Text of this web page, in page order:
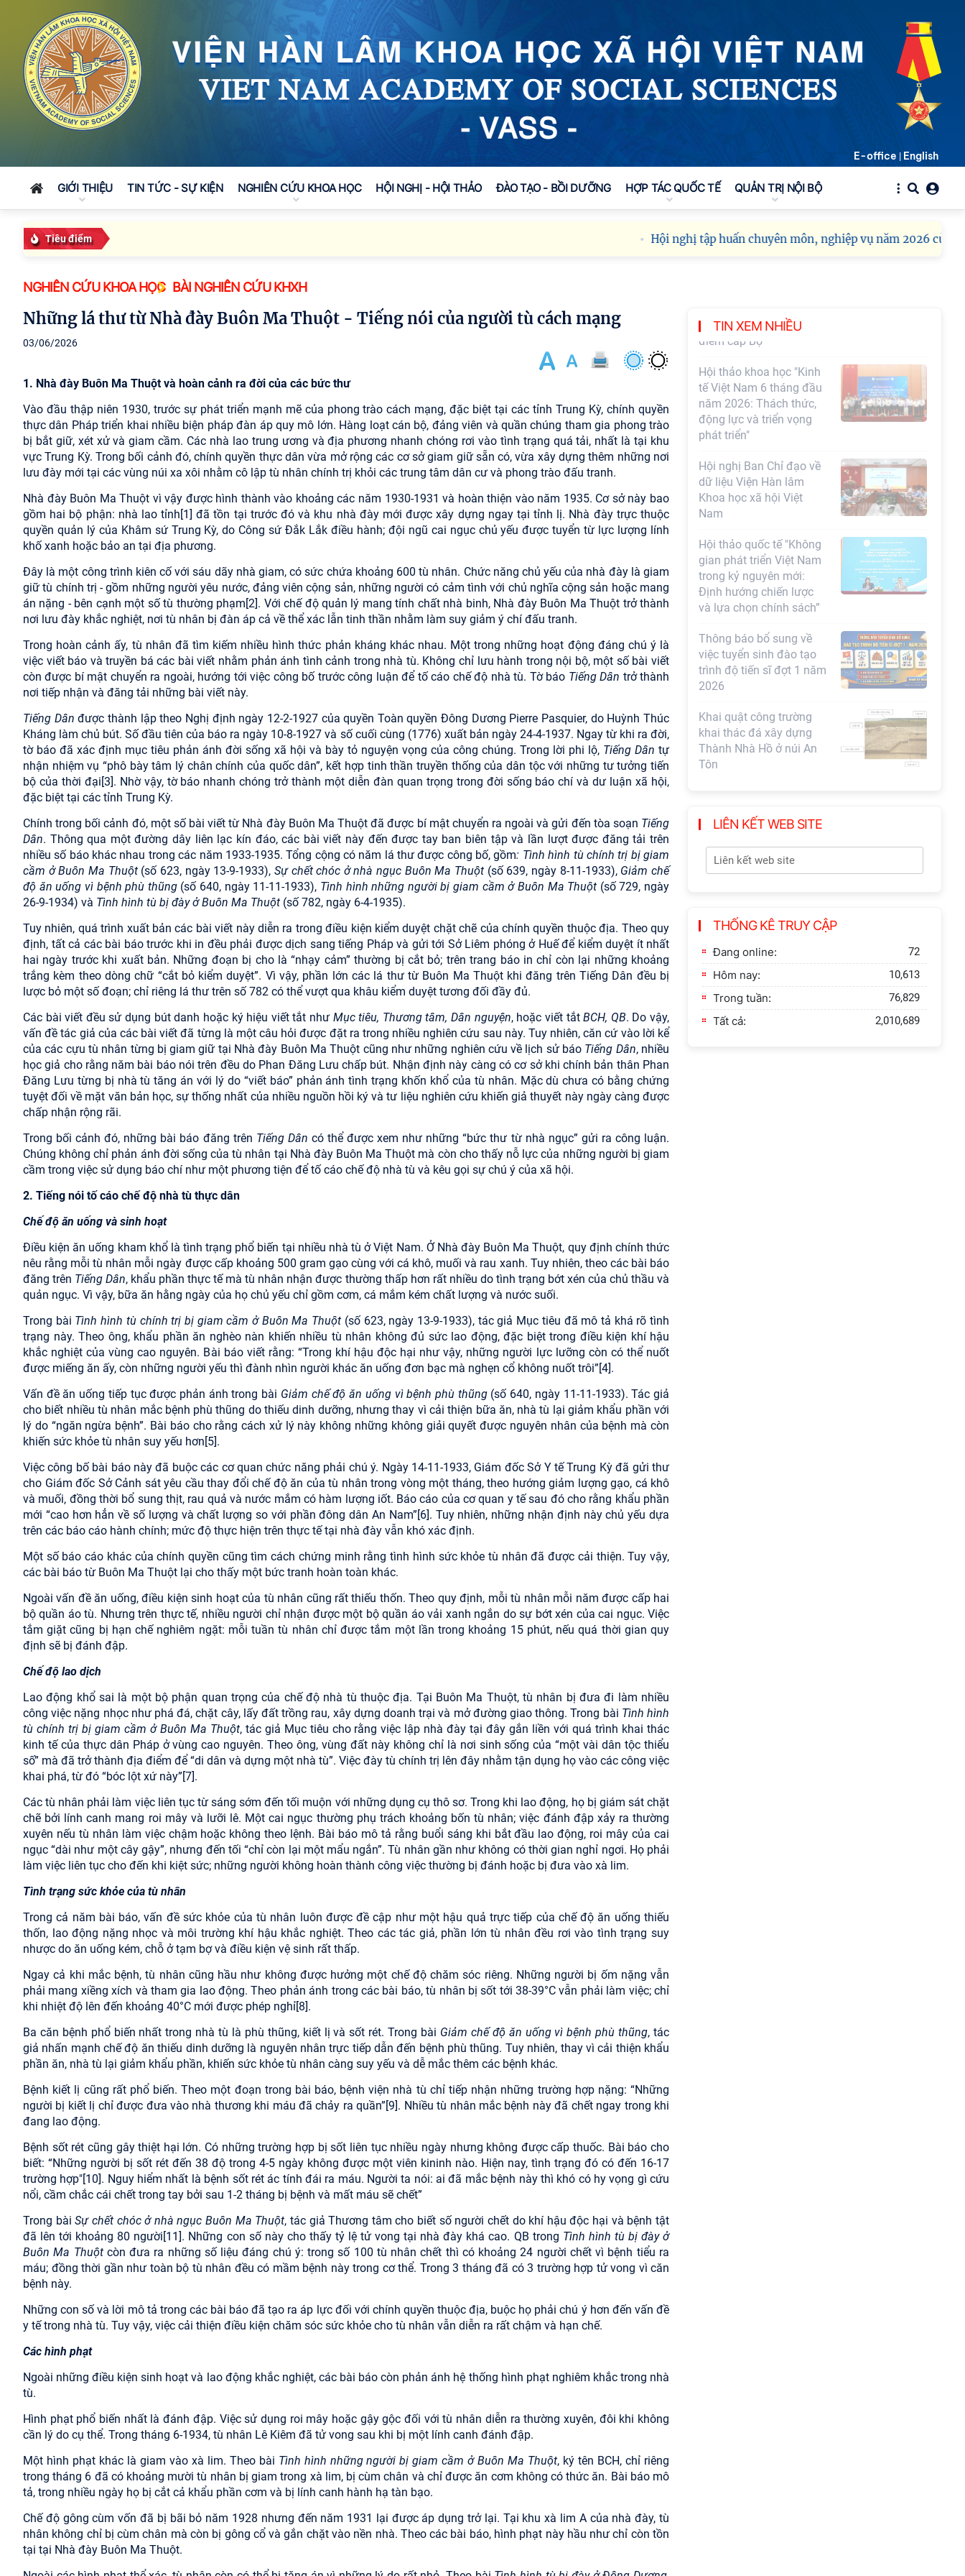
E-office | English
GIỚI THIỆU TIN TỨC - SỰ KIỆN NGHIÊN CỨU KHOA HỌC HỘI NGHỊ - HỘI THẢO ĐÀO TẠO - BỒI DƯỠNG HỢP TÁC QUỐC TẾ QUẢN TRỊ NỘI BỘ
Tiêu điểm Hội nghị tập huấn chuyên môn, nghiệp vụ năm 2026 của Viện
NGHIÊN CỨU KHOA HỌC BÀI NGHIÊN CỨU KHXH
Những lá thư từ Nhà đày Buôn Ma Thuột - Tiếng nói của người tù cách mạng
03/06/2026
1. Nhà đày Buôn Ma Thuột và hoàn cảnh ra đời của các bức thư
Vào đầu thập niên 1930, trước sự phát triển mạnh mẽ của phong trào cách mạng, đặc biệt tại các tỉnh Trung Kỳ, chính quyền
thực dân Pháp triển khai nhiều biện pháp đàn áp quy mô lớn. Hàng loạt cán bộ, đảng viên và quần chúng tham gia phong trào
bị bắt giữ, xét xử và giam cầm. Các nhà lao trung ương và địa phương nhanh chóng rơi vào tình trạng quá tải, nhất là tại khu
vực Trung Kỳ. Trong bối cảnh đó, chính quyền thực dân vừa mở rộng các cơ sở giam giữ sẵn có, vừa xây dựng thêm những nơi
lưu đày mới tại các vùng núi xa xôi nhằm cô lập tù nhân chính trị khỏi các trung tâm dân cư và phong trào đấu tranh.
Nhà đày Buôn Ma Thuột vì vậy được hình thành vào khoảng các năm 1930-1931 và hoàn thiện vào năm 1935. Cơ sở này bao
gồm hai bộ phận: nhà lao tỉnh[1] đã tồn tại trước đó và khu nhà đày mới được xây dựng ngay tại tỉnh lị. Nhà đày trực thuộc
quyền quản lý của Khâm sứ Trung Kỳ, do Công sứ Đắk Lắk điều hành; đội ngũ cai ngục chủ yếu được tuyển từ lực lượng lính
khố xanh hoặc bảo an tại địa phương.
Đây là một công trình kiên cố với sáu dãy nhà giam, có sức chứa khoảng 600 tù nhân. Chức năng chủ yếu của nhà đày là giam
giữ tù chính trị - gồm những người yêu nước, đảng viên cộng sản, những người có cảm tình với chủ nghĩa cộng sản hoặc mang
án nặng - bên cạnh một số tù thường phạm[2]. Với chế độ quản lý mang tính chất nhà binh, Nhà đày Buôn Ma Thuột trở thành
nơi lưu đày khắc nghiệt, nơi tù nhân bị đàn áp cả về thể xác lẫn tinh thần nhằm làm suy giảm ý chí đấu tranh.
Trong hoàn cảnh ấy, tù nhân đã tìm kiếm nhiều hình thức phản kháng khác nhau. Một trong những hoạt động đáng chú ý là
việc viết báo và truyền bá các bài viết nhằm phản ánh tình cảnh trong nhà tù. Không chỉ lưu hành trong nội bộ, một số bài viết
còn được bí mật chuyển ra ngoài, hướng tới việc công bố trước công luận để tố cáo chế độ nhà tù. Tờ báo Tiếng Dân trở thành
nơi tiếp nhận và đăng tải những bài viết này.
Tiếng Dân được thành lập theo Nghị định ngày 12-2-1927 của quyền Toàn quyền Đông Dương Pierre Pasquier, do Huỳnh Thúc
Kháng làm chủ bút. Số đầu tiên của báo ra ngày 10-8-1927 và số cuối cùng (1776) xuất bản ngày 24-4-1937. Ngay từ khi ra đời,
tờ báo đã xác định mục tiêu phản ánh đời sống xã hội và bày tỏ nguyện vọng của công chúng. Trong lời phi lộ, Tiếng Dân tự
nhận nhiệm vụ “phô bày tâm lý chân chính của quốc dân”, kết hợp tinh thần truyền thống của dân tộc với những tư tưởng tiến
bộ của thời đại[3]. Nhờ vậy, tờ báo nhanh chóng trở thành một diễn đàn quan trọng trong đời sống báo chí và dư luận xã hội,
đặc biệt tại các tỉnh Trung Kỳ.
Chính trong bối cảnh đó, một số bài viết từ Nhà đày Buôn Ma Thuột đã được bí mật chuyển ra ngoài và gửi đến tòa soạn Tiếng
Dân. Thông qua một đường dây liên lạc kín đáo, các bài viết này đến được tay ban biên tập và lần lượt được đăng tải trên
nhiều số báo khác nhau trong các năm 1933-1935. Tổng cộng có năm lá thư được công bố, gồm: Tình hình tù chính trị bị giam
cầm ở Buôn Ma Thuột(số 623, ngày 13-9-1933), Sự chết chóc ở nhà ngục Buôn Ma Thuột (số 639, ngày 8-11-1933), Giảm chế
độ ăn uống vì bệnh phù thũng(số 640, ngày 11-11-1933), Tình hình những người bị giam cầm ở Buôn Ma Thuột (số 729, ngày
26-9-1934) và Tình hình tù bị đày ở Buôn Ma Thuột (số 782, ngày 6-4-1935).
Tuy nhiên, quá trình xuất bản các bài viết này diễn ra trong điều kiện kiểm duyệt chặt chẽ của chính quyền thuộc địa. Theo quy
định, tất cả các bài báo trước khi in đều phải được dịch sang tiếng Pháp và gửi tới Sở Liêm phóng ở Huế để kiểm duyệt ít nhất
hai ngày trước khi xuất bản. Những đoạn bị cho là “nhạy cảm” thường bị cắt bỏ; trên trang báo in chỉ còn lại những khoảng
trắng kèm theo dòng chữ “cắt bỏ kiểm duyệt”. Vì vậy, phần lớn các lá thư từ Buôn Ma Thuột khi đăng trên Tiếng Dân đều bị
lược bỏ một số đoạn; chỉ riêng lá thư trên số 782 có thể vượt qua khâu kiểm duyệt tương đối đầy đủ.
Các bài viết đều sử dụng bút danh hoặc ký hiệu viết tắt như Mục tiêu, Thương tâm, Dân nguyện, hoặc viết tắtBCH, QB. Do vậy,
vấn đề tác giả của các bài viết đã từng là một câu hỏi được đặt ra trong nhiều nghiên cứu sau này. Tuy nhiên, căn cứ vào lời kể
của các cựu tù nhân từng bị giam giữ tại Nhà đày Buôn Ma Thuột cũng như những nghiên cứu về lịch sử báo Tiếng Dân, nhiều
học giả cho rằng năm bài báo nói trên đều do Phan Đăng Lưu chấp bút. Nhận định này càng có cơ sở khi chính bản thân Phan
Đăng Lưu từng bị nhà tù tăng án với lý do “viết báo” phản ánh tình trạng khốn khổ của tù nhân. Mặc dù chưa có bằng chứng
tuyệt đối về mặt văn bản học, sự thống nhất của nhiều nguồn hồi ký và tư liệu nghiên cứu khiến giả thuyết này ngày càng được
chấp nhận rộng rãi.
Trong bối cảnh đó, những bài báo đăng trên Tiếng Dân có thể được xem như những “bức thư từ nhà ngục” gửi ra công luận.
Chúng không chỉ phản ánh đời sống của tù nhân tại Nhà đày Buôn Ma Thuột mà còn cho thấy nỗ lực của những người bị giam
cầm trong việc sử dụng báo chí như một phương tiện để tố cáo chế độ nhà tù và kêu gọi sự chú ý của xã hội.
2. Tiếng nói tố cáo chế độ nhà tù thực dân
Chế độ ăn uống và sinh hoạt
Điều kiện ăn uống kham khổ là tình trạng phổ biến tại nhiều nhà tù ở Việt Nam. Ở Nhà đày Buôn Ma Thuột, quy định chính thức
nêu rằng mỗi tù nhân mỗi ngày được cấp khoảng 500 gram gạo cùng với cá khô, muối và rau xanh. Tuy nhiên, theo các bài báo
đăng trên Tiếng Dân, khẩu phần thực tế mà tù nhân nhận được thường thấp hơn rất nhiều do tình trạng bớt xén của chủ thầu và
quản ngục. Vì vậy, bữa ăn hằng ngày của họ chủ yếu chỉ gồm cơm, cá mắm kém chất lượng và nước suối.
Trong bài Tình hình tù chính trị bị giam cầm ở Buôn Ma Thuột (số 623, ngày 13-9-1933), tác giả Mục tiêu đã mô tả khá rõ tình
trạng này. Theo ông, khẩu phần ăn nghèo nàn khiến nhiều tù nhân không đủ sức lao động, đặc biệt trong điều kiện khí hậu
khắc nghiệt của vùng cao nguyên. Bài báo viết rằng: “Trong khí hậu độc hại như vậy, những người lực lưỡng còn có thể nuốt
được miếng ăn ấy, còn những người yếu thì đành nhìn người khác ăn uống đơn bạc mà nghẹn cổ không nuốt trôi”[4].
Vấn đề ăn uống tiếp tục được phản ánh trong bài Giảm chế độ ăn uống vì bệnh phù thũng(số 640, ngày 11-11-1933). Tác giả
cho biết nhiều tù nhân mắc bệnh phù thũng do thiếu dinh dưỡng, nhưng thay vì cải thiện bữa ăn, nhà tù lại giảm khẩu phần với
lý do “ngăn ngừa bệnh”. Bài báo cho rằng cách xử lý này không những không giải quyết được nguyên nhân của bệnh mà còn
khiến sức khỏe tù nhân suy yếu hơn[5].
Việc công bố bài báo này đã buộc các cơ quan chức năng phải chú ý. Ngày 14-11-1933, Giám đốc Sở Y tế Trung Kỳ đã gửi thư
cho Giám đốc Sở Cảnh sát yêu cầu thay đổi chế độ ăn của tù nhân trong vòng một tháng, theo hướng giảm lượng gạo, cá khô
và muối, đồng thời bổ sung thịt, rau quả và nước mắm có hàm lượng iốt. Báo cáo của cơ quan y tế sau đó cho rằng khẩu phần
mới “cao hơn hẳn về số lượng và chất lượng so với phần đông dân An Nam”[6]. Tuy nhiên, những nhận định này chủ yếu dựa
trên các báo cáo hành chính; mức độ thực hiện trên thực tế tại nhà đày vẫn khó xác định.
Một số báo cáo khác của chính quyền cũng tìm cách chứng minh rằng tình hình sức khỏe tù nhân đã được cải thiện. Tuy vậy,
các bài báo từ Buôn Ma Thuột lại cho thấy một bức tranh hoàn toàn khác.
Ngoài vấn đề ăn uống, điều kiện sinh hoạt của tù nhân cũng rất thiếu thốn. Theo quy định, mỗi tù nhân mỗi năm được cấp hai
bộ quần áo tù. Nhưng trên thực tế, nhiều người chỉ nhận được một bộ quần áo vải xanh ngắn do sự bớt xén của cai ngục. Việc
tắm giặt cũng bị hạn chế nghiêm ngặt: mỗi tuần tù nhân chỉ được tắm một lần trong khoảng 15 phút, nếu quá thời gian quy
định sẽ bị đánh đập.
Chế độ lao dịch
Lao động khổ sai là một bộ phận quan trọng của chế độ nhà tù thuộc địa. Tại Buôn Ma Thuột, tù nhân bị đưa đi làm nhiều
công việc nặng nhọc như phá đá, chặt cây, lấy đất trồng rau, xây dựng doanh trại và mở đường giao thông. Trong bài Tình hình
tù chính trị bị giam cầm ở Buôn Ma Thuột, tác giả Mục tiêu cho rằng việc lập nhà đày tại đây gắn liền với quá trình khai thác
kinh tế của thực dân Pháp ở vùng cao nguyên. Theo ông, vùng đất này không chỉ là nơi sinh sống của “một vài dân tộc thiểu
số” mà đã trở thành địa điểm để “di dân và dựng một nhà tù”. Việc đày tù chính trị lên đây nhằm tận dụng họ vào các công việc
khai phá, từ đó “bóc lột xứ này”[7].
Các tù nhân phải làm việc liên tục từ sáng sớm đến tối muộn với những dụng cụ thô sơ. Trong khi lao động, họ bị giám sát chặt
chẽ bởi lính canh mang roi mây và lưỡi lê. Một cai ngục thường phụ trách khoảng bốn tù nhân; việc đánh đập xảy ra thường
xuyên nếu tù nhân làm việc chậm hoặc không theo lệnh. Bài báo mô tả rằng buổi sáng khi bắt đầu lao động, roi mây của cai
ngục “dài như một cây gậy”, nhưng đến tối “chỉ còn lại một mẩu ngắn”. Tù nhân gần như không có thời gian nghỉ ngơi. Họ phải
làm việc liên tục cho đến khi kiệt sức; những người không hoàn thành công việc thường bị đánh hoặc bị đưa vào xà lim.
Tình trạng sức khỏe của tù nhân
Trong cả năm bài báo, vấn đề sức khỏe của tù nhân luôn được đề cập như một hậu quả trực tiếp của chế độ ăn uống thiếu
thốn, lao động nặng nhọc và môi trường khí hậu khắc nghiệt. Theo các tác giả, phần lớn tù nhân đều rơi vào tình trạng suy
nhược do ăn uống kém, chỗ ở tạm bợ và điều kiện vệ sinh rất thấp.
Ngay cả khi mắc bệnh, tù nhân cũng hầu như không được hưởng một chế độ chăm sóc riêng. Những người bị ốm nặng vẫn
phải mang xiềng xích và tham gia lao động. Theo phản ánh trong các bài báo, tù nhân bị sốt tới 38-39°C vẫn phải làm việc; chỉ
khi nhiệt độ lên đến khoảng 40°C mới được phép nghỉ[8].
Ba căn bệnh phổ biến nhất trong nhà tù là phù thũng, kiết lị và sốt rét. Trong bài Giảm chế độ ăn uống vì bệnh phù thũng, tác
giả nhấn mạnh chế độ ăn thiếu dinh dưỡng là nguyên nhân trực tiếp dẫn đến bệnh phù thũng. Tuy nhiên, thay vì cải thiện khẩu
phần ăn, nhà tù lại giảm khẩu phần, khiến sức khỏe tù nhân càng suy yếu và dễ mắc thêm các bệnh khác.
Bệnh kiết lị cũng rất phổ biến. Theo một đoạn trong bài báo, bệnh viện nhà tù chỉ tiếp nhận những trường hợp nặng: “Những
người bị kiết lị chỉ được đưa vào nhà thương khi máu đã chảy ra quần”[9]. Nhiều tù nhân mắc bệnh này đã chết ngay trong khi
đang lao động.
Bệnh sốt rét cũng gây thiệt hại lớn. Có những trường hợp bị sốt liên tục nhiều ngày nhưng không được cấp thuốc. Bài báo cho
biết: “Những người bị sốt rét đến 38 độ trong 4-5 ngày không được một viên kininh nào. Hiện nay, tình trạng đó có đến 16-17
trường hợp"[10]. Nguy hiểm nhất là bệnh sốt rét ác tính đái ra máu. Người ta nói: ai đã mắc bệnh này thì khó có hy vọng gì cứu
nổi, cầm chắc cái chết trong tay bởi sau 1-2 tháng bị bệnh và mất máu sẽ chết”
Trong bàiSự chết chóc ở nhà ngục Buôn Ma Thuột, tác giả Thương tâm cho biết số người chết do khí hậu độc hại và bệnh tật
đã lên tới khoảng 80 người[11]. Những con số này cho thấy tỷ lệ tử vong tại nhà đày khá cao. QB trong Tình hình tù bị đày ở
Buôn Ma Thuộtcòn đưa ra những số liệu đáng chú ý: trong số 100 tù nhân chết thì có khoảng 24 người chết vì bệnh tiểu ra
máu; đồng thời gần như toàn bộ tù nhân đều có mầm bệnh này trong cơ thể. Trong 3 tháng đã có 3 trường hợp tử vong vì căn
bệnh này.
Những con số và lời mô tả trong các bài báo đã tạo ra áp lực đối với chính quyền thuộc địa, buộc họ phải chú ý hơn đến vấn đề
y tế trong nhà tù. Tuy vậy, việc cải thiện điều kiện chăm sóc sức khỏe cho tù nhân vẫn diễn ra rất chậm và hạn chế.
Các hình phạt
Ngoài những điều kiện sinh hoạt và lao động khắc nghiệt, các bài báo còn phản ánh hệ thống hình phạt nghiêm khắc trong nhà
tù.
Hình phạt phổ biến nhất là đánh đập. Việc sử dụng roi mây hoặc gậy gộc đối với tù nhân diễn ra thường xuyên, đôi khi không
cần lý do cụ thể. Trong tháng 6-1934, tù nhân Lê Kiêm đã tử vong sau khi bị một lính canh đánh đập.
Một hình phạt khác là giam vào xà lim. Theo bài Tình hình những người bị giam cầm ở Buôn Ma Thuột, ký tên BCH, chỉ riêng
trong tháng 6 đã có khoảng mười tù nhân bị giam trong xà lim, bị cùm chân và chỉ được ăn cơm không có thức ăn. Bài báo mô
tả, trong nhiều ngày họ bị cắt cả khẩu phần cơm và bị lính canh hành hạ tàn bạo.
Chế độ gông cùm vốn đã bị bãi bỏ năm 1928 nhưng đến năm 1931 lại được áp dụng trở lại. Tại khu xà lim A của nhà đày, tù
nhân không chỉ bị cùm chân mà còn bị gông cổ và gắn chặt vào nền nhà. Theo các bài báo, hình phạt này hầu như chỉ còn tồn
tại tại Nhà đày Buôn Ma Thuột.
TIN XEM NHIỀU
Chi bộ Viện Sử học tổ
chức Tọa đàm chuyên
đề: Đẩy mạnh học tập,
thực hành tư tưởng, đạo
đức, phương pháp, phong cách Hồ Chí Minh
tế “Không gian phát triển
Việt Nam trong kỷ
nguyên mới: Định hướng
vào thứ ba, ngày 28/7/2026
Chương trình khoa học và công nghệ trọng
điểm cấp Bộ
Hội thảo khoa học "Kinh
tế Việt Nam 6 tháng đầu
năm 2026: Thách thức,
động lực và triển vọng
phát triển"
Hội nghị Ban Chỉ đạo về
dữ liệu Viện Hàn lâm
Khoa học xã hội Việt
Nam
Hội thảo quốc tế "Không
gian phát triển Việt Nam
trong kỷ nguyên mới:
Định hướng chiến lược
và lựa chọn chính sách”
Thông báo bổ sung về
việc tuyển sinh đào tạo
trình độ tiến sĩ đợt 1 năm
2026
Khai quật công trường
khai thác đá xây dựng
Thành Nhà Hồ ở núi An
Tôn
LIÊN KẾT WEB SITE
THỐNG KÊ TRUY CẬP
Đang online: 72
Hôm nay: 10,613
Trong tuần: 76,829
Tất cả: 2,010,689